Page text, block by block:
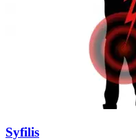
Syfilis